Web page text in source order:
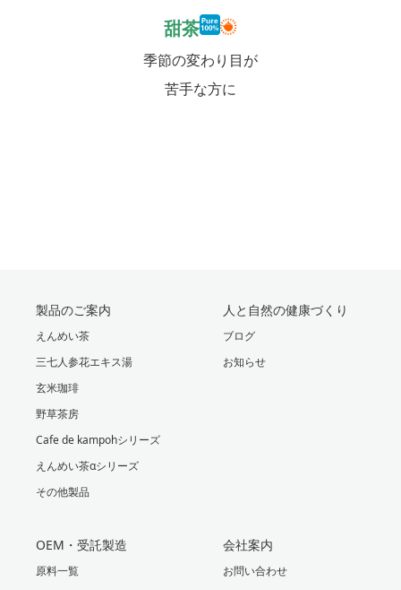
甜茶
季節の変わり目が
苦手な方に
製品のご案内
えんめい茶
三七人参花エキス湯
玄米珈琲
野草茶房
Cafe de kampohシリーズ
えんめい茶αシリーズ
その他製品
人と自然の健康づくり
ブログ
お知らせ
OEM・受託製造
原料一覧
会社案内
お問い合わせ